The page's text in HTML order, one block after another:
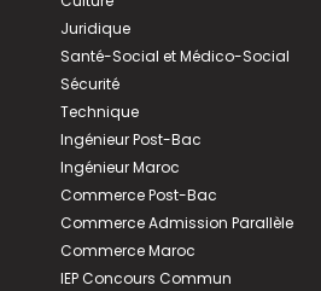
Juridique
Santé-Social et Médico-Social
Sécurité
Technique
Ingénieur Post-Bac
Ingénieur Maroc
Commerce Post-Bac
Commerce Admission Parallèle
Commerce Maroc
IEP Concours Commun